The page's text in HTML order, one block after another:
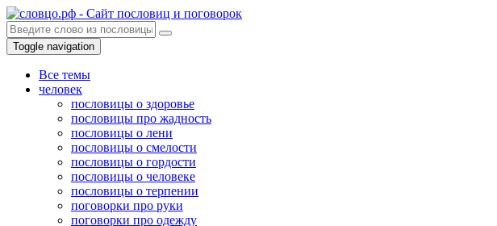
Toggle navigation
Все темы
человек
пословицы о здоровье
пословицы про жадность
пословицы о лени
пословицы о смелости
пословицы о гордости
пословицы о человеке
пословицы о терпении
поговорки про руки
поговорки про одежду